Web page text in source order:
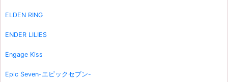
ELDEN RING
ENDER LILIES
Engage Kiss
Epic Seven-エピックセブン-